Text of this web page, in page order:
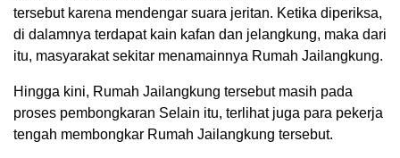
tersebut karena mendengar suara jeritan. Ketika diperiksa,
di dalamnya terdapat kain kafan dan jelangkung, maka dari
itu, masyarakat sekitar menamainnya Rumah Jailangkung.
Hingga kini, Rumah Jailangkung tersebut masih pada
proses pembongkaran Selain itu, terlihat juga para pekerja
tengah membongkar Rumah Jailangkung tersebut.